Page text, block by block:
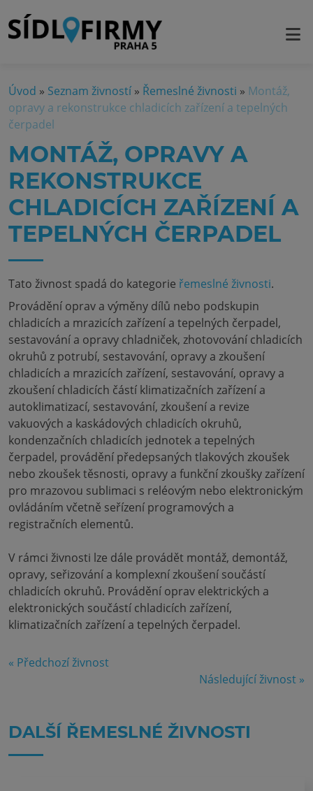
Úvod » Seznam živností » Řemeslné živnosti » Montáž,
opravy a rekonstrukce chladicích zařízení a tepelných
čerpadel
MONTÁŽ, OPRAVY A
REKONSTRUKCE
CHLADICÍCH ZAŘÍZENÍ A
TEPELNÝCH ČERPADEL
Tato živnost spadá do kategorie řemeslné živnosti.
Provádění oprav a výměny dílů nebo podskupin
chladicích a mrazicích zařízení a tepelných čerpadel,
sestavování a opravy chladniček, zhotovování chladicích
okruhů z potrubí, sestavování, opravy a zkoušení
chladicích a mrazicích zařízení, sestavování, opravy a
zkoušení chladicích částí klimatizačních zařízení a
autoklimatizací, sestavování, zkoušení a revize
vakuových a kaskádových chladicích okruhů,
kondenzačních chladicích jednotek a tepelných
čerpadel, provádění předepsaných tlakových zkoušek
nebo zkoušek těsnosti, opravy a funkční zkoušky zařízení
pro mrazovou sublimaci s reléovým nebo elektronickým
ovládáním včetně seřízení programových a
registračních elementů.
V rámci živnosti lze dále provádět montáž, demontáž,
opravy, seřizování a komplexní zkoušení součástí
chladicích okruhů. Provádění oprav elektrických a
elektronických součástí chladicích zařízení,
klimatizačních zařízení a tepelných čerpadel.
« Předchozí živnost
Následující živnost »
DALŠÍ ŘEMESLNÉ ŽIVNOSTI